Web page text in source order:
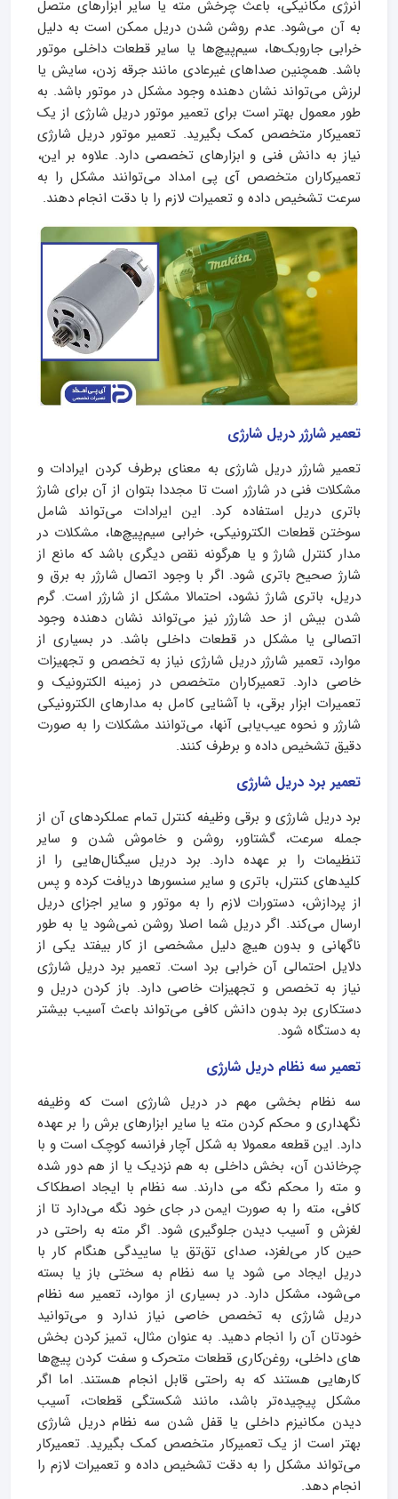
انرژی مکانیکی، باعث چرخش مته یا سایر ابزارهای متصل
به آن می‌شود. عدم روشن شدن دریل ممکن است به دلیل
خرابی جاروبک‌ها، سیم‌پیچ‌ها یا سایر قطعات داخلی موتور
باشد. همچنین صداهای غیرعادی مانند جرقه زدن، سایش یا
لرزش می‌تواند نشان دهنده وجود مشکل در موتور باشد. به
طور معمول بهتر است برای تعمیر موتور دریل شارژی از یک
تعمیرکار متخصص کمک بگیرید. تعمیر موتور دریل شارژی
نیاز به دانش فنی و ابزارهای تخصصی دارد. علاوه بر این،
تعمیرکاران متخصص آی پی امداد می‌توانند مشکل را به
سرعت تشخیص داده و تعمیرات لازم را با دقت انجام دهند.
تعمیر شارژر دریل شارژی
تعمیر شارژر دریل شارژی به معنای برطرف کردن ایرادات و
مشکلات فنی در شارژر است تا مجددا بتوان از آن برای شارژ
باتری دریل استفاده کرد. این ایرادات می‌تواند شامل
سوختن قطعات الکترونیکی، خرابی سیم‌پیچ‌ها، مشکلات در
مدار کنترل شارژ و یا هرگونه نقص دیگری باشد که مانع از
شارژ صحیح باتری شود. اگر با وجود اتصال شارژر به برق و
دریل، باتری شارژ نشود، احتمالا مشکل از شارژر است. گرم
شدن بیش از حد شارژر نیز می‌تواند نشان دهنده وجود
اتصالی یا مشکل در قطعات داخلی باشد. در بسیاری از
موارد، تعمیر شارژر دریل شارژی نیاز به تخصص و تجهیزات
خاصی دارد. تعمیرکاران متخصص در زمینه الکترونیک و
تعمیرات ابزار برقی، با آشنایی کامل به مدارهای الکترونیکی
شارژر و نحوه عیب‌یابی آنها، می‌توانند مشکلات را به صورت
دقیق تشخیص داده و برطرف کنند.
تعمیر برد دریل شارژی
برد دریل شارژی و برقی وظیفه کنترل تمام عملکردهای آن از
جمله سرعت، گشتاور، روشن و خاموش شدن و سایر
تنظیمات را بر عهده دارد. برد دریل سیگنال‌هایی را از
کلیدهای کنترل، باتری و سایر سنسورها دریافت کرده و پس
از پردازش، دستورات لازم را به موتور و سایر اجزای دریل
ارسال می‌کند. اگر دریل شما اصلا روشن نمی‌شود یا به طور
ناگهانی و بدون هیچ دلیل مشخصی از کار بیفتد یکی از
دلایل احتمالی آن خرابی برد است. تعمیر برد دریل شارژی
نیاز به تخصص و تجهیزات خاصی دارد. باز کردن دریل و
دستکاری برد بدون دانش کافی می‌تواند باعث آسیب بیشتر
به دستگاه شود.
تعمیر سه نظام دریل شارژی
سه نظام بخشی مهم در دریل شارژی است که وظیفه
نگهداری و محکم کردن مته یا سایر ابزارهای برش را بر عهده
دارد. این قطعه معمولا به شکل آچار فرانسه کوچک است و با
چرخاندن آن، بخش داخلی به هم نزدیک یا از هم دور شده
و مته را محکم نگه می‌ دارند. سه نظام با ایجاد اصطکاک
کافی، مته را به صورت ایمن در جای خود نگه می‌دارد تا از
لغزش و آسیب دیدن جلوگیری شود. اگر مته به راحتی در
حین کار می‌لغزد، صدای تق‌تق یا ساییدگی هنگام کار با
دریل ایجاد می شود یا سه نظام به سختی باز یا بسته
می‌شود، مشکل دارد. در بسیاری از موارد، تعمیر سه نظام
دریل شارژی به تخصص خاصی نیاز ندارد و می‌توانید
خودتان آن را انجام دهید. به عنوان مثال، تمیز کردن بخش
های داخلی، روغن‌کاری قطعات متحرک و سفت کردن پیچ‌ها
کارهایی هستند که به راحتی قابل انجام هستند. اما اگر
مشکل پیچیده‌تر باشد، مانند شکستگی قطعات، آسیب
دیدن مکانیزم داخلی یا قفل شدن سه نظام دریل شارژی
بهتر است از یک تعمیرکار متخصص کمک بگیرید. تعمیرکار
می‌تواند مشکل را به دقت تشخیص داده و تعمیرات لازم را
انجام دهد.